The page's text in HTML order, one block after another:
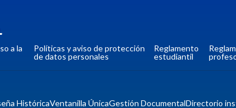
a la
Políticas y aviso de protección
de datos personales
Reglamento
estudiantil
HistóricaVentanilla ÚnicaGestión DocumentalDirectorio